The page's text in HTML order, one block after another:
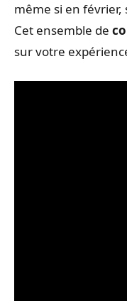
même si en
Cet ensemble de
sur votre